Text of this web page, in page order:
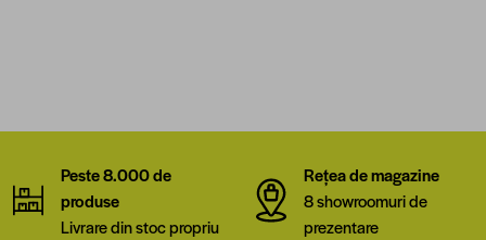
Peste 8.000 de
produse
Livrare din stoc propriu
Rețea de magazine
8 showroomuri de
prezentare